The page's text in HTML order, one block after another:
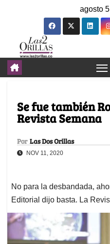
agosto
Se fue también
Revista Semana
Por Las Dos Orillas
NOV 11, 2020
No para la desbandada,
Editorial dijo basta. La